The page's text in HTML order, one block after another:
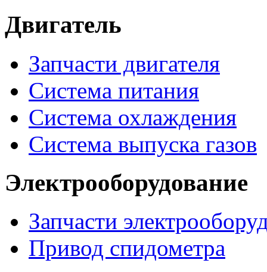
Двигатель
Запчасти двигателя
Система питания
Система охлаждения
Система выпуска газов
Электрооборудование
Запчасти
Привод спидометра